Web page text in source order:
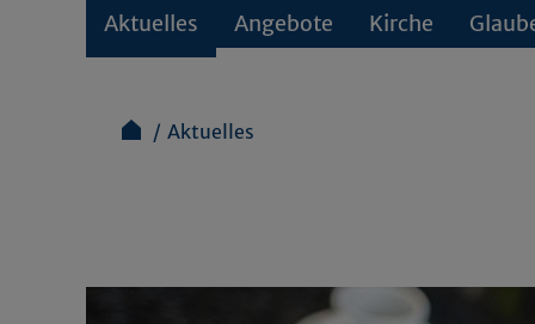
Aktuelles Angebote Kirche
Aktuelles